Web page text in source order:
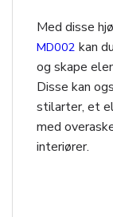
Med disse
MD002 kan
og skape
Disse kan
stilarter, et
med
interiører.